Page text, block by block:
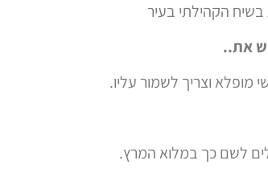
בשיח הקהילתי בעיר
את..
מופלא וצריך לשמור עליו.
לשם כך במלוא המרץ.